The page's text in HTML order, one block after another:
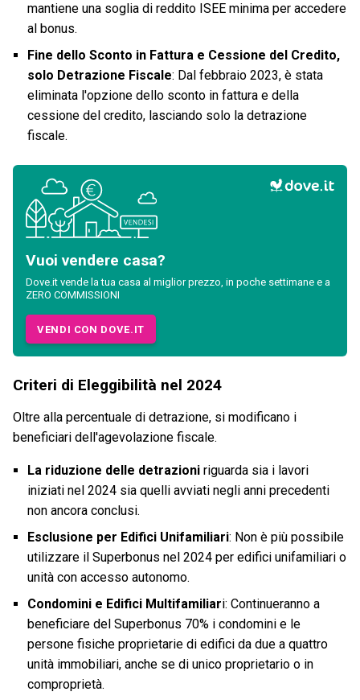
mantiene una soglia di reddito ISEE minima per accedere
al bonus.
Fine dello Sconto in Fattura e Cessione del Credito,
solo Detrazione Fiscale: Dal febbraio 2023, è stata
eliminata l'opzione dello sconto in fattura e della
cessione del credito, lasciando solo la detrazione
fiscale.
Vuoi vendere casa?
Dove.it vende la tua casa al miglior prezzo, in poche settimane e a
ZERO COMMISSIONI
VENDI CON DOVE.IT
Criteri di Eleggibilità nel 2024
Oltre alla percentuale di detrazione, si modificano i
beneficiari dell'agevolazione fiscale.
La riduzione delle detrazioniriguarda sia i lavori
iniziati nel 2024 sia quelli avviati negli anni precedenti
non ancora conclusi.
Esclusione per Edifici Unifamiliari: Non è più possibile
utilizzare il Superbonus nel 2024 per edifici unifamiliari o
unità con accesso autonomo.
Condomini e Edifici Multifamiliari: Continueranno a
beneficiare del Superbonus 70% i condomini e le
persone fisiche proprietarie di edifici da due a quattro
unità immobiliari, anche se di unico proprietario o in
comproprietà.